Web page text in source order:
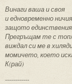
Винаги ваша и своя
и едновременно
защото
Прегръщам те с
виждал си ме в
момичето, което
К(рай)
------------